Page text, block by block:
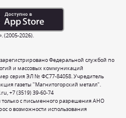
Федеральной службой по
и массовых коммуникаций
серия ЭЛ № ФС77-84058. Учредитель
газеты "Магнитогорский металл".
,+7 (3519) 39-60-74
только с письменного разрешения АНО
о возможности использования
(2005-2026).